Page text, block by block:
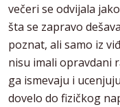
večeri se odvijala
šta se zapravo
poznat, ali samo iz
nisu imali opravdani
ga ismevaju i
dovelo do fizičkog